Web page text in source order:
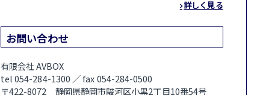
詳しく見る
お問い合わせ
有限会社 AVBOX
tel 054-284-1300 ／ fax 054-284-0500
〒422-8072 静岡県静岡市駿河区小黒2丁目10番54号